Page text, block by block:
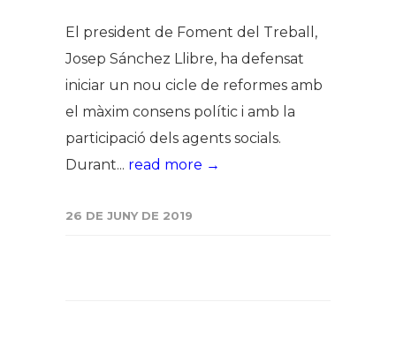
El president de Foment del Treball,
Josep Sánchez Llibre, ha defensat
iniciar un nou cicle de reformes amb
el màxim consens polític i amb la
participació dels agents socials.
Durant... read more →
26 DE JUNY DE 2019